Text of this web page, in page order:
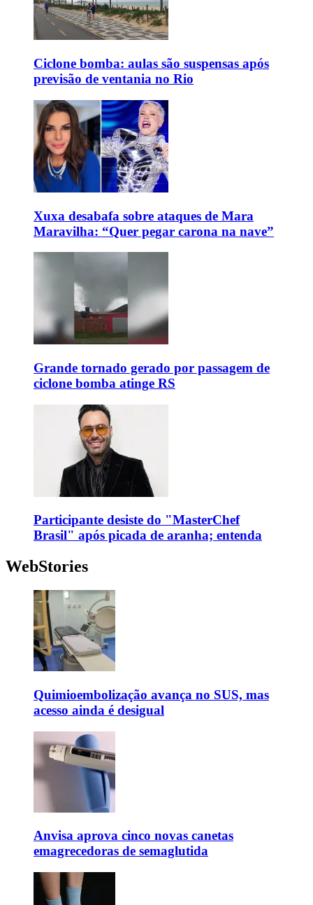
Ciclone bomba: aulas são suspensas após
previsão de ventania no Rio
Xuxa desabafa sobre ataques de Mara
Maravilha: “Quer pegar carona na nave”
Grande tornado gerado por passagem de
ciclone bomba atinge RS
Participante desiste do "MasterChef
Brasil" após picada de aranha; entenda
WebStories
Quimioembolização avança no SUS, mas
acesso ainda é desigual
Anvisa aprova cinco novas canetas
emagrecedoras de semaglutida